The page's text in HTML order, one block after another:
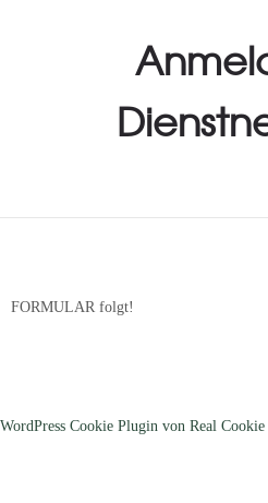
FORMULAR folgt!
WordPress Cookie Plugin von Real Cookie